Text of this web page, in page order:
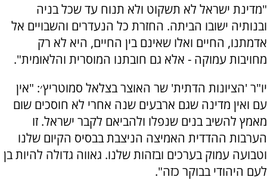
"מדינת ישראל לא תשקוט ולא תנוח עד שכל בניה
ובנותיה ישובו הביתה. החזרת כל הנעדרים והשבויים אל
אדמתנו, החיים ואלו שאינם בין החיים, היא לא רק
מחויבות עמוקה - אלא גם חובתנו המוסרית והלאומית".
יו"ר 'הציונות הדתית' שר האוצר בצלאל סמוטריץ׳: "אין
עם ואין מדינה שגם ארבעים שנה אחרי לא חוסכים שום
מאמץ להשיב בנים שנפלו ולהביאם לקבר ישראל. זו
הערבות ההדדית האמיצה הניצבת בבסיס הקיום שלנו
וטבועה עמוק בערכים ובזהות שלנו. גאווה גדולה להיות בן
לעם היהודי בבוקר כזה".